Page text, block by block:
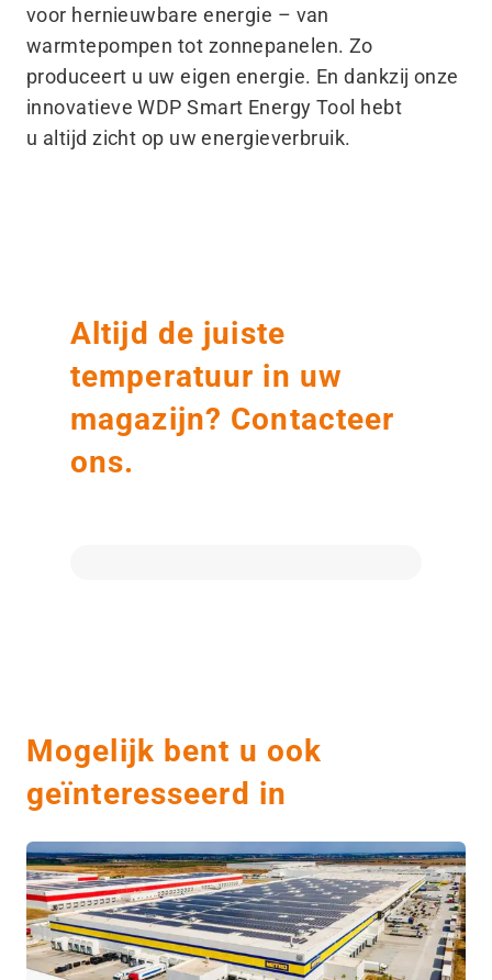
voor hernieuwbare energie – van
warmtepompen tot zonnepanelen. Zo
produceert u uw eigen energie. En dankzij onze
innovatieve WDP Smart Energy Tool hebt
u altijd zicht op uw energieverbruik.
Altijd de juiste
temperatuur in uw
magazijn? Contacteer
ons.
Mogelijk bent u ook
geïnteresseerd in